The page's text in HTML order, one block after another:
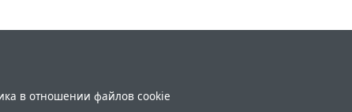
в отношении файлов cookie